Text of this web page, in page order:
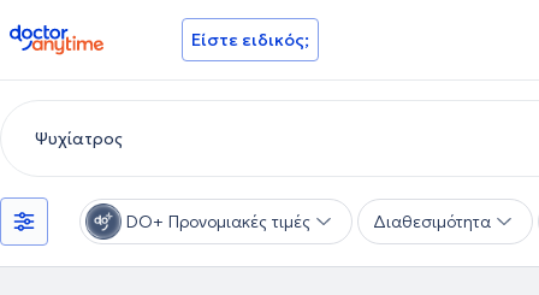
doctoranytime Είστε ειδικός;
DO+ Προνομιακές τιμές Διαθεσιμότητα